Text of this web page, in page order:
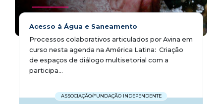
Acesso à Água e Saneamento
Processos colaborativos articulados por Avina em
curso nesta agenda na América Latina:  Criação
de espaços de diálogo multisetorial com a
participa...
ASSOCIAÇÃO/FUNDAÇÃO INDEPENDENTE